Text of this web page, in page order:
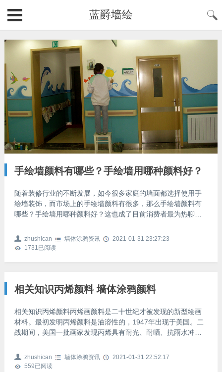
蓝爵墙绘
手绘墙颜料有哪些？手绘墙用哪种颜料好？
随着装修行业的不断发展，如今很多家庭的墙面都选择使用手
绘墙装饰，而市场上的手绘墙颜料有很多，那么手绘墙颜料有
哪些？手绘墙用哪种颜料好？这也成了目前消费者最为热聊的
颜料是什么？手绘墙颜料是指手绘墙专门使用的颜料，是一种
专门用于在室内装修墙面制作装饰图案，墙画以及户外墙面宣
颜
zhushican 墙体涂鸦资讯
2021-01-31 23:27:23
1731已阅读
相关知识丙烯颜料 墙体涂鸦颜料
相关知识丙烯颜料丙烯画颜料是二十世纪才被发现的新型绘画
材料。最初发明丙烯颜料是油溶性的，1947年出现于美国。二
战期间，美国一批画家发现丙烯具有耐光、耐晒、抗雨水冲刷
头墙体大型壁画。十年后，又发明水溶性的丙烯颜料，它即可
象油画一样厚涂堆塑，又可以象水彩一样极度稀释，并保持浓
zhushican 墙体涂鸦资讯
2021-01-31 22:52:17
559已阅读